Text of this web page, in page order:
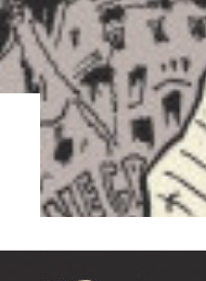
YOSHI AND THE MYSTERIOUS